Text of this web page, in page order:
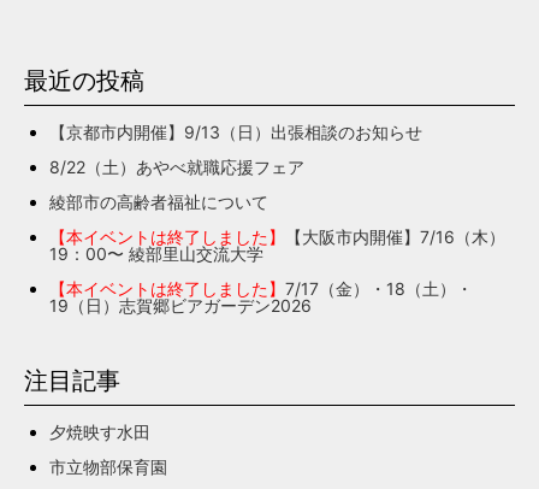
最近の投稿
【京都市内開催】9/13（日）出張相談のお知らせ
8/22（土）あやべ就職応援フェア
綾部市の高齢者福祉について
【本イベントは終了しました】
【大阪市内開催】7/16（木）
19：00〜 綾部里山交流大学
【本イベントは終了しました】 7/17（金）・18（土）・
19（日）志賀郷ビアガーデン2026
注目記事
夕焼映す水田
市立物部保育園